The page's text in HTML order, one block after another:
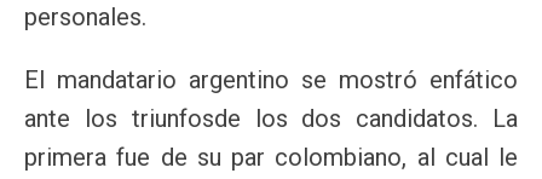
personales.
El mandatario argentino se mostró enfático
ante los triunfosde los dos candidatos. La
primera fue de su par colombiano, al cual le